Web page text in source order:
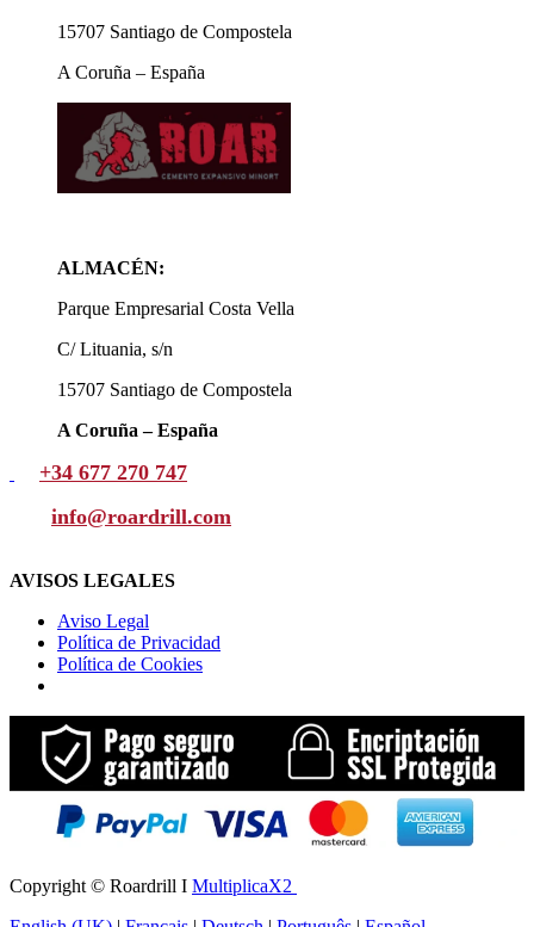
15707 Santiago de Compostela
A Coruña – España
ALMACÉN:
Parque Empresarial Costa Vella
C/ Lituania, s/n
15707 Santiago de Compostela
A Coruña – España
+34 677 270 747
info@roardrill.com
AVISOS LEGALES
Aviso Legal
Política de Privacidad
Política de Cookies
Copyright © Roardrill I MultiplicaX2